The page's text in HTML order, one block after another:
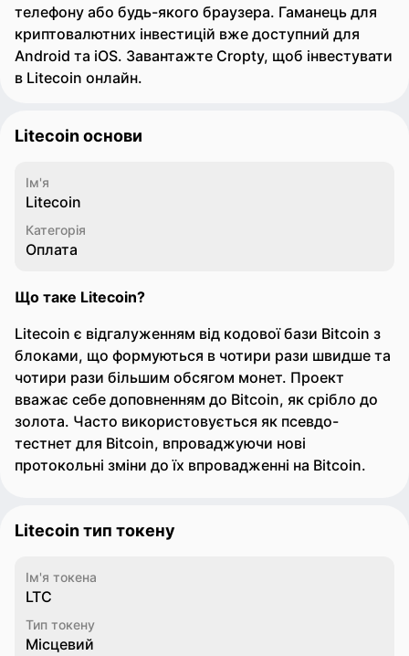
телефону або будь-якого браузера. Гаманець для
криптовалютних інвестицій вже доступний для
Android та iOS. Завантажте Cropty, щоб інвестувати
в Litecoin онлайн.
Litecoin основи
Ім'я
Litecoin
Категорія
Оплата
Що таке Litecoin?
Litecoin є відгалуженням від кодової бази Bitcoin з
блоками, що формуються в чотири рази швидше та
чотири рази більшим обсягом монет. Проект
вважає себе доповненням до Bitcoin, як срібло до
золота. Часто використовується як псевдо-
тестнет для Bitcoin, впроваджуючи нові
протокольні зміни до їх впровадженні на Bitcoin.
Litecoin тип токену
Ім'я токена
LTC
Тип токену
Місцевий